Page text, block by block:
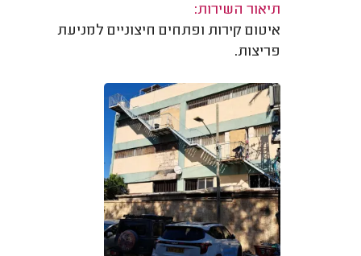
תיאור השירות:
איטום קירות ופתחים חיצוניים למניעת
פריצות.